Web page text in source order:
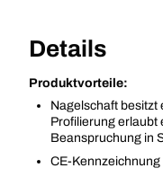
Details
Produktvorteile:
Nagelschaft besitzt
Profilierung erlaubt
Beanspruchung in
CE-Kennzeichnung